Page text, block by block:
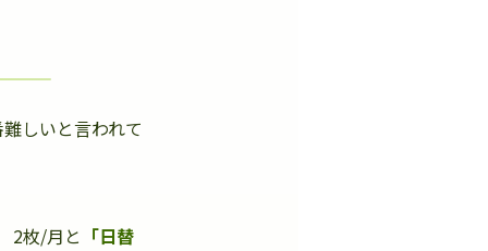
しいと言われて
2枚/月と 「日替